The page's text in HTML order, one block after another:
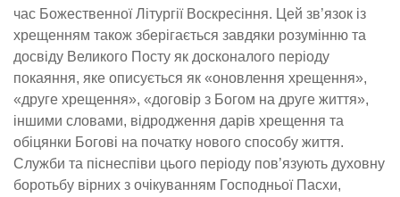
час Божественної Літургії Воскресіння. Цей зв’язок із
хрещенням також зберігається завдяки розумінню та
досвіду Великого Посту як досконалого періоду
покаяння, яке описується як «оновлення хрещення»,
«друге хрещення», «договір з Богом на друге життя»,
іншими словами, відродження дарів хрещення та
обіцянки Богові на початку нового способу життя.
Служби та піснеспіви цього періоду пов’язують духовну
боротьбу вірних з очікуванням Господньої Пасхи,